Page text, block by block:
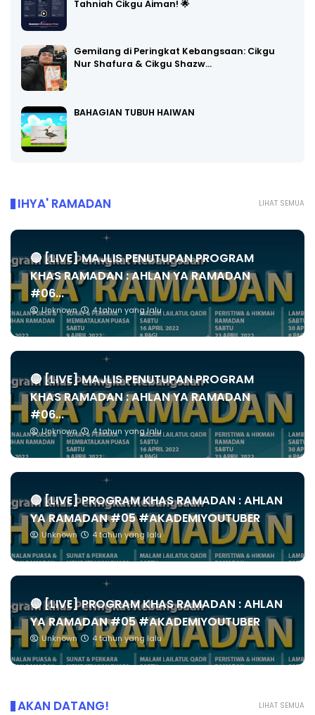
Tahniah Cikgu Aiman! 🌟
Gemilang di Peringkat Kebangsaan: Cikgu
Nur Shafura & Cikgu Shazw…
BAHAGIAN TUBUH HAIWAN
LIHAT SEMUA
IHYA' RAMADAN
🔴 [LIVE] MAJLIS PENUTUPAN PROGRAM
KHAS RAMADAN : AHLAN YA RAMADAN
#06...
Unknown 4 tahun yang lalu
🔴 [LIVE] MAJLIS PENUTUPAN PROGRAM
KHAS RAMADAN : AHLAN YA RAMADAN
#06...
Unknown 4 tahun yang lalu
🔴 [LIVE] PROGRAM KHAS RAMADAN : AHLAN
YA RAMADAN #05 #AKADEMIYOUTUBER
Unknown 4 tahun yang lalu
🔴 [LIVE] PROGRAM KHAS RAMADAN : AHLAN
YA RAMADAN #05 #AKADEMIYOUTUBER
Unknown 4 tahun yang lalu
LIHAT SEMUA
AKAN DATANG!